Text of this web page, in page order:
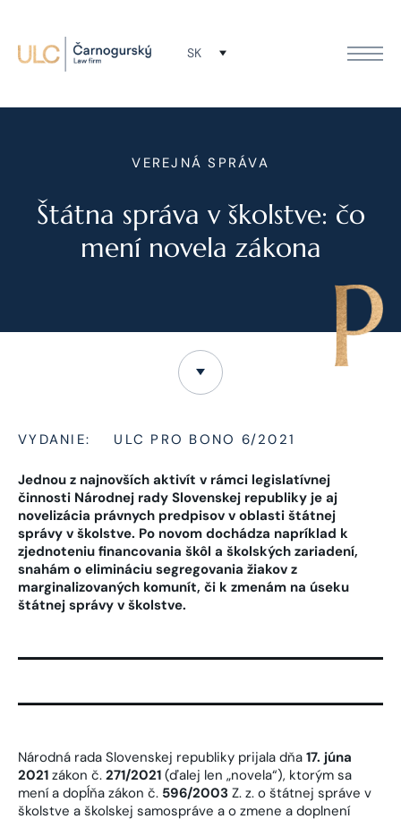
SK
VEREJNÁ SPRÁVA
Štátna správa v školstve: čo
mení novela zákona
VYDANIE: ULC PRO BONO 6/2021
Jednou z najnovších aktivít v rámci legislatívnej
činnosti Národnej rady Slovenskej republiky je aj
novelizácia právnych predpisov v oblasti štátnej
správy v školstve. Po novom dochádza napríklad k
zjednoteniu financovania škôl a školských zariadení,
snahám o elimináciu segregovania žiakov z
marginalizovaných komunít, či k zmenám na úseku
štátnej správy v školstve.
Národná rada Slovenskej republiky prijala dňa 17. júna
2021 zákon č. 271/2021 (ďalej len „novela“), ktorým sa
mení a dopĺňa zákon č. 596/2003 Z. z. o štátnej správe v
školstve a školskej samospráve a o zmene a doplnení